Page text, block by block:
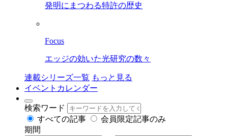
発明にまつわる特許の歴史
Focus
エッジの効いた光研究の数々
連載シリーズ一覧 もっと見る
イベントカレンダー
検索ワード
すべての記事
会員限定記事のみ
期間